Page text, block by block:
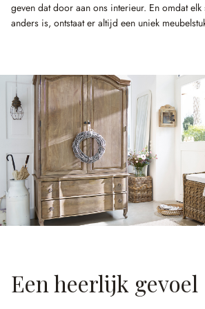
geven dat door aan ons interieur. En omdat
anders is, ontstaat er altijd een uniek
Een heerlijk gevoel